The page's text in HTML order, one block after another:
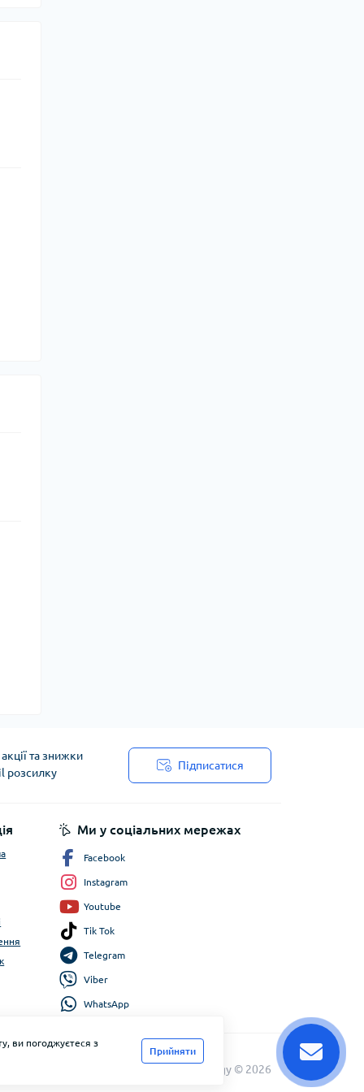
та знижки
розсилку
Підписатися
Ми у соціальних мережах
Facebook
Instagram
Youtube
Tik Tok
Telegram
Viber
WhatsApp
FlyEnergy © 2026
ви погоджуєтеся з
Прийняти